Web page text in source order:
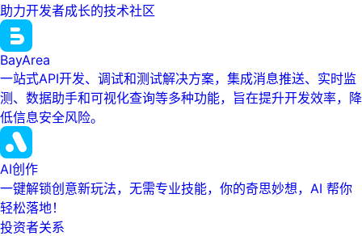
助力开发者成长的技术社区
BayArea
一站式API开发、调试和测试解决方案，集成消息推送、实时监
测、数据助手和可视化查询等多种功能，旨在提升开发效率，降
低信息安全风险。
AI创作
一键解锁创意新玩法，无需专业技能，你的奇思妙想，AI 帮你
轻松落地！
投资者关系